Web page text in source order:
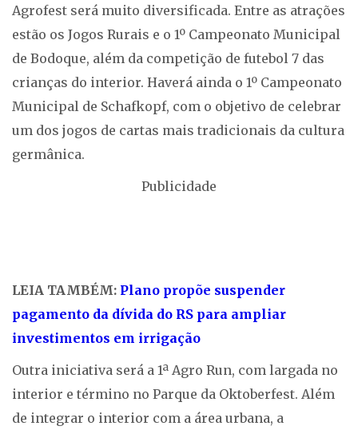
Agrofest será muito diversificada. Entre as atrações
estão os Jogos Rurais e o 1º Campeonato Municipal
de Bodoque, além da competição de futebol 7 das
crianças do interior. Haverá ainda o 1º Campeonato
Municipal de Schafkopf, com o objetivo de celebrar
um dos jogos de cartas mais tradicionais da cultura
germânica.
Publicidade
LEIA TAMBÉM: Plano propõe suspender
pagamento da dívida do RS para ampliar
investimentos em irrigação
Outra iniciativa será a 1ª Agro Run, com largada no
interior e término no Parque da Oktoberfest. Além
de integrar o interior com a área urbana, a